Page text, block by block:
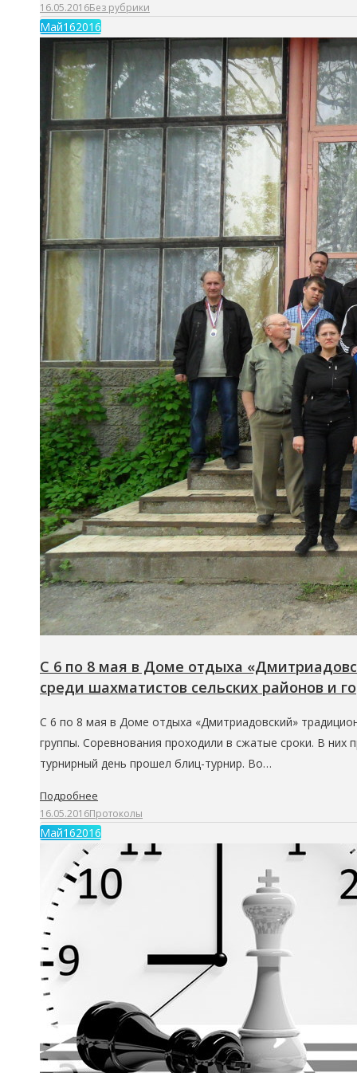
16.05.2016Без рубрики
Май162016
С 6 по 8 мая в Доме отдыха
среди шахматистов сельских районов и
С 6 по 8 мая в Доме отдыха «Дмитриадовский»
группы. Соревнования проходили в сжатые сроки. В
турнирный день прошел блиц-турнир. Во…
Подробнее
16.05.2016Протоколы
Май162016